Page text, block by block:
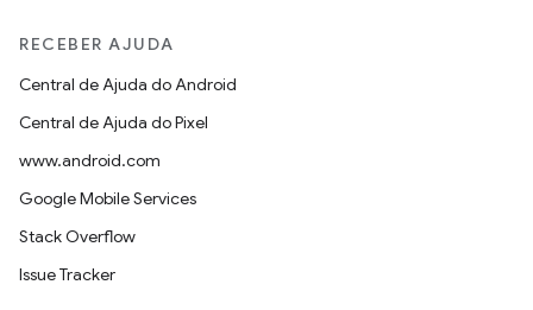
RECEBER AJUDA
Central de Ajuda do Android
Central de Ajuda do Pixel
www.android.com
Google Mobile Services
Stack Overflow
Issue Tracker